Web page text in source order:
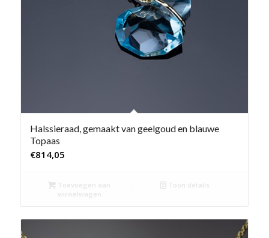
Halssieraad, gemaakt van geelgoud en blauwe
Topaas
€814,05
Toevoegen aan
winkelwagen
Toon details